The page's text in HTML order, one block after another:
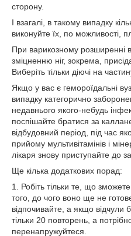
сторону.
І взагалі, в такому випадку
виконуйте їх, по можливості,
При варикозному розширенні
зміцненню ніг, зокрема,
Виберіть тільки діючі на
Якщо у вас є гемороїдальні
випадку категорично
недавнього якого-небудь
поспішайте братися за
відбудовний період, під час
прийому мультивітамінів і
лікаря знову приступайте до
Ще кілька додаткових порад:
1. Робіть тільки те, що
того, до чого воно ще не
відпочивайте, а якщо відчули
тільки 20 повторень, а
перенапружуйтеся.